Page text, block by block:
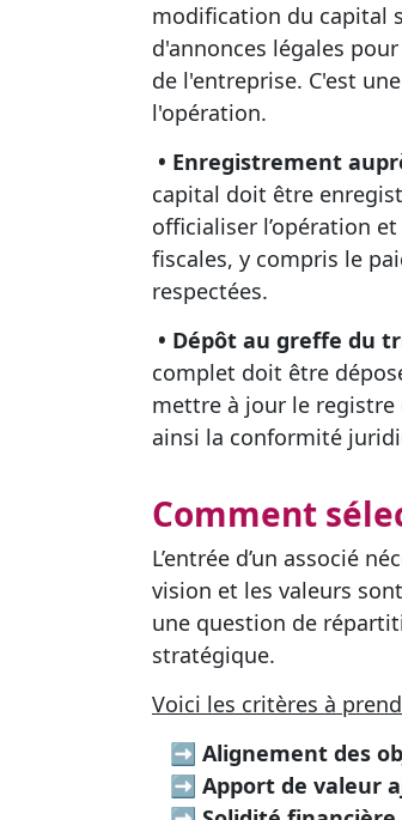
modification du capital
d'annonces légales
de l'entreprise. C'est
l'opération.
• Enregistrement
capital doit être
officialiser l’opération
fiscales, y compris le
respectées.
• Dépôt au greffe du
complet doit être
mettre à jour le registre
ainsi la conformité
Comment
L’entrée d’un associé
vision et les valeurs
une question de
stratégique.
Voici les critères à
➡ Alignement des
➡ Apport de valeur